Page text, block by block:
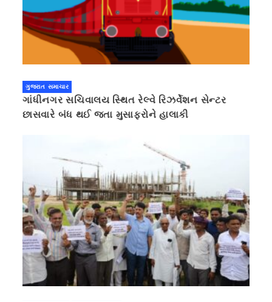
ગુજરાત સમાચાર
ગાંધીનગર સચિવાલય સ્થિત રેલ્વે રિઝર્વેશન સેન્ટર
છાસવારે બંધ થઈ જતા મુસાફરોને હાલાકી